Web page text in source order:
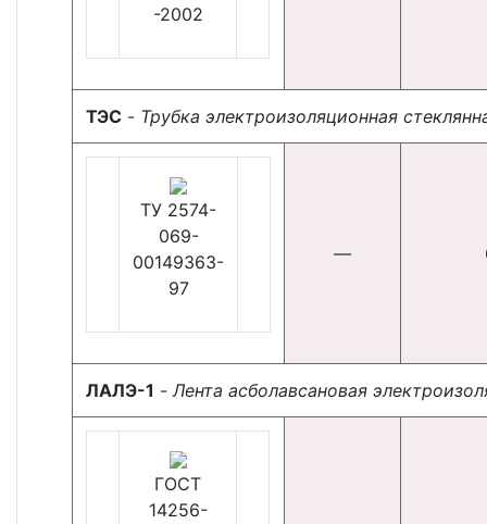
-2002
ТЭС - Трубка электроизоляционная
ТУ 2574-
069-
00149363-
97
—
ЛАЛЭ-1 -Лента асболавсановая
ГОСТ
14256-